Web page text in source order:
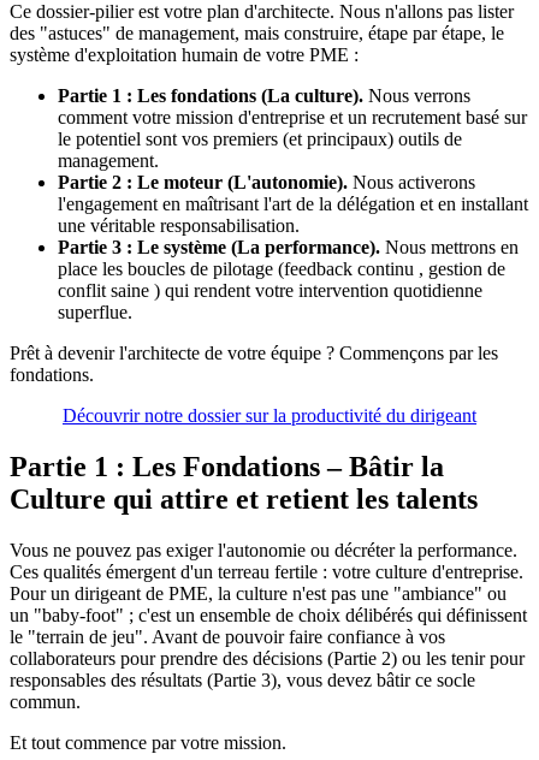
Ce dossier-pilier est votre plan d'architecte. Nous n'allons pas lister
des "astuces" de management, mais construire, étape par étape, le
système d'exploitation humain de votre PME :
Partie 1 : Les fondations (La culture). Nous verrons
comment votre mission d'entreprise et un recrutement basé sur
le potentiel sont vos premiers (et principaux) outils de
management.
Partie 2 : Le moteur (L'autonomie). Nous activerons
l'engagement en maîtrisant l'art de la délégation et en installant
une véritable responsabilisation.
Partie 3 : Le système (La performance). Nous mettrons en
place les boucles de pilotage (feedback continu , gestion de
conflit saine ) qui rendent votre intervention quotidienne
superflue.
Prêt à devenir l'architecte de votre équipe ? Commençons par les
fondations.
Découvrir notre dossier sur la productivité du dirigeant
Partie 1 : Les Fondations – Bâtir la
Culture qui attire et retient les talents
Vous ne pouvez pas exiger l'autonomie ou décréter la performance.
Ces qualités émergent d'un terreau fertile : votre culture d'entreprise.
Pour un dirigeant de PME, la culture n'est pas une "ambiance" ou
un "baby-foot" ; c'est un ensemble de choix délibérés qui définissent
le "terrain de jeu". Avant de pouvoir faire confiance à vos
collaborateurs pour prendre des décisions (Partie 2) ou les tenir pour
responsables des résultats (Partie 3), vous devez bâtir ce socle
commun.
Et tout commence par votre mission.